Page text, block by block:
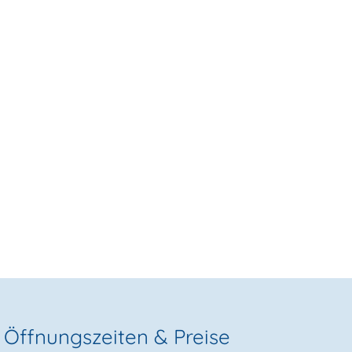
Öffnungszeiten & Preise